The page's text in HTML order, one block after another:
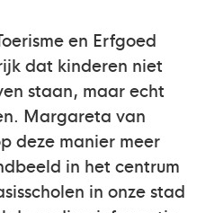
en Erfgoed
dat kinderen niet
staan, maar echt
Margareta van
deze manier meer
in het centrum
in onze stad